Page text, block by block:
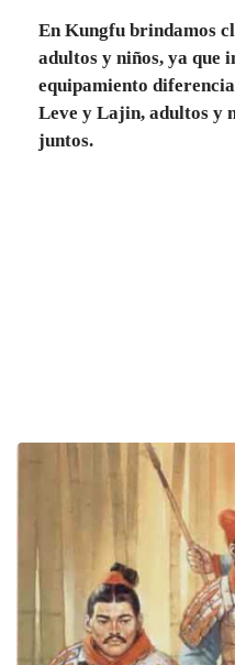
En Kungfu brindamos
adultos y niños, ya que
equipamiento
Leve y Lajin, adultos y
juntos.